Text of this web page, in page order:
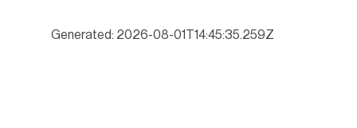
Generated: 2026-08-01T14:45:35.259Z